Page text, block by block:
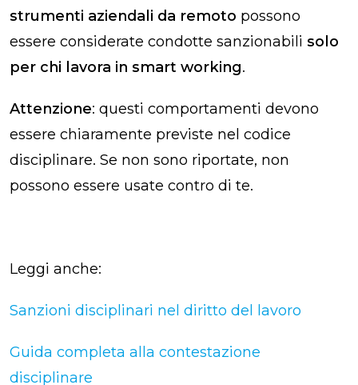
strumenti aziendali da remoto possono
essere considerate condotte sanzionabili solo
per chi lavora in smart working.
Attenzione: questi comportamenti devono
essere chiaramente previste nel codice
disciplinare. Se non sono riportate, non
possono essere usate contro di te.
Leggi anche:
Sanzioni disciplinari nel diritto del lavoro
Guida completa alla contestazione
disciplinare